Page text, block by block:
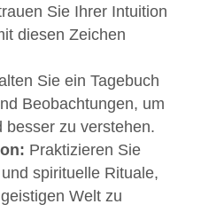
Sie Ihrer Intuition
diesen Zeichen
Sie ein Tagebuch
Beobachtungen, um
besser zu verstehen.
Praktizieren Sie
spirituelle Rituale,
Welt zu